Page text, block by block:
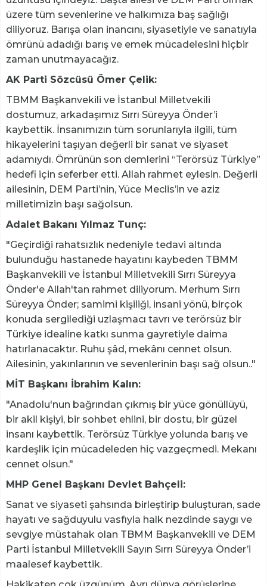
üzere tüm sevenlerine ve halkımıza baş sağlığı
diliyoruz. Barışa olan inancını, siyasetiyle ve sanatıyla
ömrünü adadığı barış ve emek mücadelesini hiçbir
zaman unutmayacağız.
AK Parti Sözcüsü Ömer Çelik:
TBMM Başkanvekili ve İstanbul Milletvekili
dostumuz, arkadaşımız Sırrı Süreyya Önder’i
kaybettik. İnsanımızın tüm sorunlarıyla ilgili, tüm
hikayelerini taşıyan değerli bir sanat ve siyaset
adamıydı. Ömrünün son demlerini “Terörsüz Türkiye”
hedefi için seferber etti. Allah rahmet eylesin. Değerli
ailesinin, DEM Parti’nin, Yüce Meclis’in ve aziz
milletimizin başı sağolsun.
Adalet Bakanı Yılmaz Tunç:
"Geçirdiği rahatsızlık nedeniyle tedavi altında
bulunduğu hastanede hayatını kaybeden TBMM
Başkanvekili ve İstanbul Milletvekili Sırrı Süreyya
Önder'e Allah'tan rahmet diliyorum. Merhum Sırrı
Süreyya Önder; samimi kişiliği, insani yönü, birçok
konuda sergilediği uzlaşmacı tavrı ve terörsüz bir
Türkiye idealine katkı sunma gayretiyle daima
hatırlanacaktır. Ruhu şâd, mekânı cennet olsun.
Ailesinin, yakınlarının ve sevenlerinin başı sağ olsun.."
MİT Başkanı İbrahim Kalın:
"Anadolu'nun bağrından çıkmış bir yüce gönüllüyü,
bir akil kişiyi, bir sohbet ehlini, bir dostu, bir güzel
insanı kaybettik. Terörsüz Türkiye yolunda barış ve
kardeşlik için mücadeleden hiç vazgeçmedi. Mekanı
cennet olsun."
MHP Genel Başkanı Devlet Bahçeli:
Sanat ve siyaseti şahsında birleştirip buluşturan, sade
hayatı ve sağduyulu vasfıyla halk nezdinde saygı ve
sevgiye müstahak olan TBMM Başkanvekili ve DEM
Parti İstanbul Milletvekili Sayın Sırrı Süreyya Önder’i
maalesef kaybettik.